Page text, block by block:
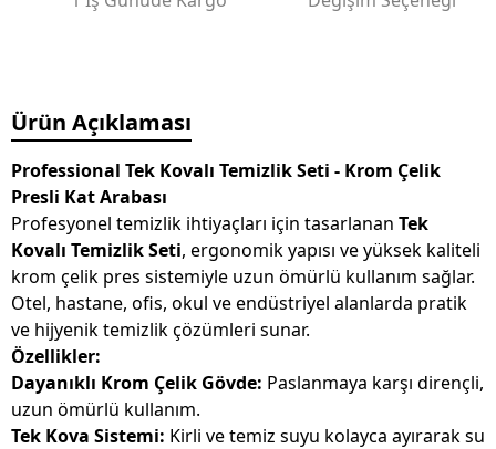
Ürün Açıklaması
Professional Tek Kovalı Temizlik Seti - Krom Çelik
Presli Kat Arabası
Profesyonel temizlik ihtiyaçları için tasarlanan Tek
Kovalı Temizlik Seti, ergonomik yapısı ve yüksek kaliteli
krom çelik pres sistemiyle uzun ömürlü kullanım sağlar.
Otel, hastane, ofis, okul ve endüstriyel alanlarda pratik
ve hijyenik temizlik çözümleri sunar.
Özellikler:
Dayanıklı Krom Çelik Gövde: Paslanmaya karşı dirençli,
uzun ömürlü kullanım.
Tek Kova Sistemi: Kirli ve temiz suyu kolayca ayırarak su